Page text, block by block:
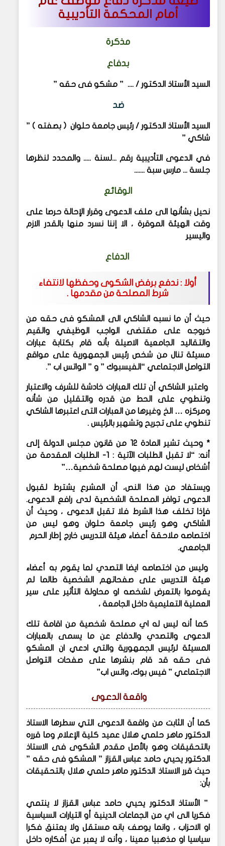
أمام المحكمة التأديبية
مذكرة
بدفاع
السيد الأستاذ الدكتور / .... ” مشكو فى حقه ”
ضد
السيد الأستاذ الدكتور / رئيس جامعة حلوان ( بصفته ) ”
شاكي ”
في الدعوى التأديبية رقم ...لسنة .....والمحدد لنظرها
جلسة ... مارس سبة .......
الوقائع
نحيل بشأنها الى ملف الدعوى وقرار الإحالة حرصا على
وقت الهيئة الموقرة ، الا إننا نسرد منها بالقدر الازم
واليسير
الدفاع
أولا : ندفع برفض الشكوى وحفظها لانتفاء
شرط المصلحة من مقدمها .
حيث أن ما نسبه الشاكي الى المشكو فى حقه من
خروجه على مقتضى الواجب الوظيفي والقيم
والتقاليد الجامعية الاصيلة بأنه قام بكتابة عبارات
مسيئة تنال من شخص رئيس الجمهورية على مواقع
التواصل الاجتماعي “الفيسبوك ” و ” الواتس اب ”.
واعتبر الشاكي أن تلك العبارات خادشة للشرف والاعتبار
وتنطوي على الحط من قدره والتقليل من شأنه
ومركزه … الخ وغيرها من العبارات التى اعتبرها الشاكي
تنطوي على تجريح وتشهير بالرئيس .
* وحيث تشير المادة 12 من قانون مجلس الدولة إلى
أنه: “لا تقبل الطلبات الآتية : 1- الطلبات المقدمة من
أشخاص ليست لهم فيها مصلحة شخصية…”
ويستفاد من هذا النص، أن المشرع يشترط لقبول
الدعوى توافر المصلحة الشخصية لدى رافع الدعوى.
فإذا تخلف هذا الشرط فلا تقبل الدعوى ، وحيث أن
الشاكي وهو رئيس جامعة حلوان وهو ليس من
اختصاصه ملاحقة أعضاء هيئة التدريس خارج إطار الحرم
الجامعي.
وليس من اختصاصه ايضا التصدي لما يقوم به أعضاء
هيئة التدريس على صفحاتهم الشخصية طالما لم
يقوموا بالتعرض لشخصه او محاولة التأثير على سير
العملية التعليمية داخل الجامعة ،
كما أنه ليس له اي مصلحة شخصية من اقامة تلك
الدعوى والتصدي والدفاع عن ما يسمى بالعبارات
المسيئة لرئيس الجمهورية والتي ادعي ان المشكو
فى حقه قد قام بنشرها على صفحات التواصل
الاجتماعي ” فيس بوك، واتس اب”
واقعة الدعوى
كما أن الثابت من واقعة الدعوى التي سطرها الاستاذ
الدكتور ماهر حلمي هلال عميد كلية الإعلام وما قرره
بالتحقيقات وهو بالأصل مقدم الشكوى فى الاستاذ
الدكتور يحيي حامد عباس القزاز ” المشكو فى حقه ”
حيث قرر الاستاذ الدكتور ماهر حلمي هلال بالتحقيقات
بأن:
” الأستاذ الدكتور يحيي حامد عباس القزاز لا ينتمي
فكريا الى اي من الجماعات الدينية أو التيارات السياسية
او الاحزاب ، وانما يوصف بانه مستقل ولا يعتنق فكرا
سياسيا او مذهبيا معينا ، وأنه لا يعبر عن أفكاره داخل